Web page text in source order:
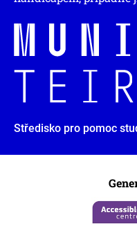
Středisko pro pomoc